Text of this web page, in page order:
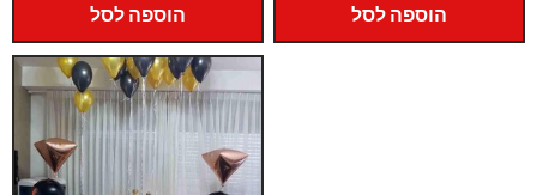
הוספה לסל הוספה לסל